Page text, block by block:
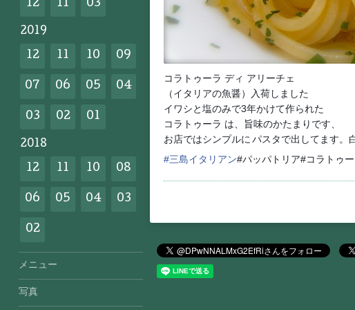
コラトゥーラ ディ アリーチェ
（イタリアの魚醤）入荷しました
イワシと塩のみで3年かけて作られた
コラトゥーラ は、旨味のかたまりです、
お店ではシンプルに パスタで出してます。
#三島イタリアン#パッパトリア#コラトゥー
12 11 03
2019
12 11 10 09
07 06 05 04
03 02 01
2018
12 11 10 08
06 05 04 03
02
メニュー
写真